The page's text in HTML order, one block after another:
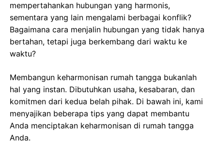
mempertahankan hubungan yang harmonis,
sementara yang lain mengalami berbagai konflik?
Bagaimana cara menjalin hubungan yang tidak hanya
bertahan, tetapi juga berkembang dari waktu ke
waktu?
Membangun keharmonisan rumah tangga bukanlah
hal yang instan. Dibutuhkan usaha, kesabaran, dan
komitmen dari kedua belah pihak. Di bawah ini, kami
menyajikan beberapa tips yang dapat membantu
Anda menciptakan keharmonisan di rumah tangga
Anda.